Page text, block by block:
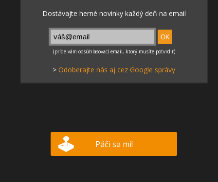
> Odoberajte nás aj cez Google správy
Páči sa mi!